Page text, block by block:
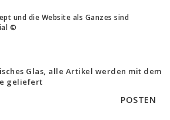
und die Website als Ganzes sind
©
Glas, alle Artikel werden mit dem
geliefert
POSTEN